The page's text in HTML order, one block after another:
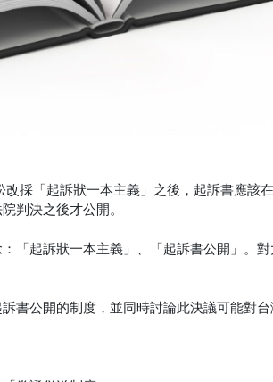
改採「起訴狀一本主義」之後，起訴書應該
判決之後才公開。
「起訴狀一本主義」、「起訴書公開」。
書公開的制度，並同時討論此決議可能對台